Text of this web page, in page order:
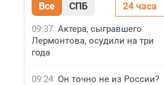
Все СПБ 24 часа
09:37 Актера, сыгравшего
Лермонтова, осудили на три
года
09:24 Он точно не из России?